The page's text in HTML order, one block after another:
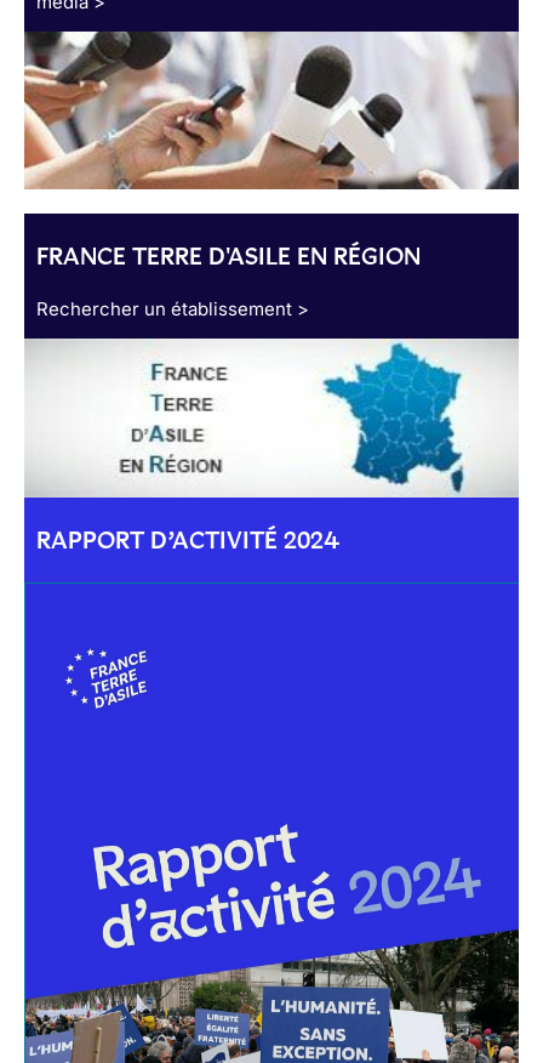
FRANCE TERRE D'ASILE EN RÉGION
Rechercher un établissement >
RAPPORT D’ACTIVITÉ 2024